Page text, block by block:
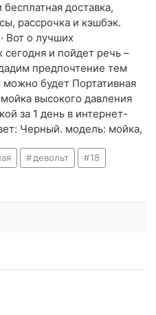
доставка,
рассрочка и кэшбэк.
Вот о лучших
сегодня и пойдет речь –
предпочтение тем
будет Портативная
высокого давления
за 1 день в интернет-
Черный. модель: мойка,
девольт 18